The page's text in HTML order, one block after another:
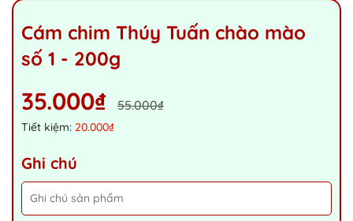
Cám chim Thúy Tuấn chào mào
số 1 - 200g
35.000₫ 55.000₫
Tiết kiệm: 20.000₫
Ghi chú